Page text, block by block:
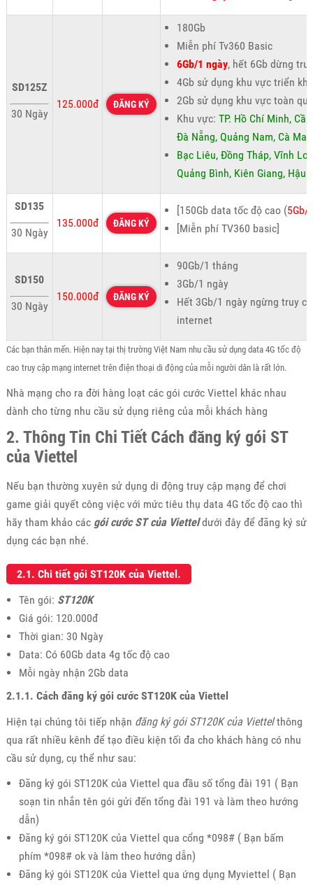
SD125Z
30 Ngày
125.000đ ĐĂNG KÝ
180Gb
Miễn phí Tv360 Basic
6Gb/1 ngày, hết 6Gb dừng
4Gb sử dụng khu vực triển
2Gb sử dụng khu vực toàn
Khu vực: TP. Hồ Chí Minh,
Đà Nẵng, Quảng Nam, Cà Mau
Bạc Liêu, Đồng Tháp, Vĩnh
Quảng Bình, Kiên Giang, Hậu
SD135
30 Ngày
135.000đ ĐĂNG KÝ
[150Gb data tốc độ cao (5Gb/
[Miễn phí TV360 basic]
SD150
30 Ngày
150.000đ ĐĂNG KÝ
90Gb/1 tháng
3Gb/1 ngày
Hết 3Gb/1 ngày ngừng truy
internet
Các bạn thân mến. Hiện nay tại thị trường Việt Nam nhu cầu sử dụng data 4G tốc độ
cao truy cập mạng internet trên điện thoại di động của mỗi người dân là rất lớn.
Nhà mạng cho ra đời hàng loạt các gói cước Viettel khác nhau
dành cho từng nhu cầu sử dụng riêng của mỗi khách hàng
2. Thông Tin Chi Tiết Cách đăng ký gói ST
của Viettel
Nếu bạn thường xuyên sử dụng di động truy cập mạng để chơi
game giải quyết công việc với mức tiêu thụ data 4G tốc độ cao thì
hãy tham khảo các gói cước ST của Vietteldưới đây để đăng ký sử
dụng các bạn nhé.
2.1. Chi tiết gói ST120K của Viettel.
Tên gói: ST120K
Giá gói: 120.000đ
Thời gian: 30 Ngày
Data: Có 60Gb data 4g tốc độ cao
Mỗi ngày nhận 2Gb data
2.1.1. Cách đăng ký gói cước ST120K của Viettel
Hiện tại chúng tôi tiếp nhận đăng ký gói ST120K của Viettelthông
qua rất nhiều kênh để tạo điều kiện tối đa cho khách hàng có nhu
cầu sử dụng, cụ thể như sau:
Đăng ký gói ST120K của Viettel qua đầu số tổng đài 191 ( Bạn
soạn tin nhắn tên gói gửi đến tổng đài 191 và làm theo hướng
dẫn)
Đăng ký gói ST120K của Viettel qua cổng *098# ( Bạn bấm
phím *098# ok và làm theo hướng dẫn)
Đăng ký gói ST120K của Viettel qua ứng dụng Myviettel ( Bạn